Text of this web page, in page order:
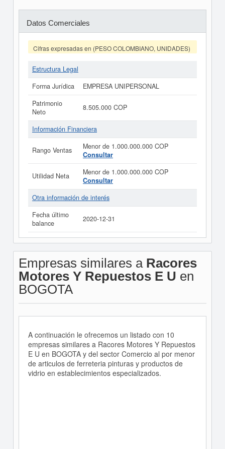
Datos Comerciales
Cifras expresadas en (PESO COLOMBIANO, UNIDADES)
Estructura Legal
Forma Jurídica
EMPRESA UNIPERSONAL
Patrimonio
Neto
8.505.000 COP
Información Financiera
Rango Ventas
Menor de 1.000.000.000 COP
Consultar
Utilidad Neta
Menor de 1.000.000.000 COP
Consultar
Otra información de interés
Fecha último
balance
2020-12-31
Empresas similares a Racores
Motores Y Repuestos E U en
BOGOTA
A continuación le ofrecemos un listado con 10
empresas similares a Racores Motores Y Repuestos
E U en BOGOTA y del sector Comercio al por menor
de articulos de ferreteria pinturas y productos de
vidrio en establecimientos especializados.